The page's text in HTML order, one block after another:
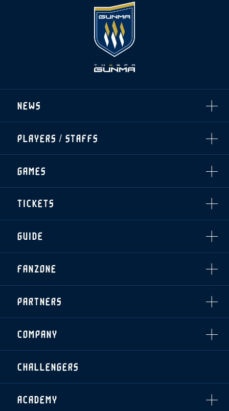
NEWS
TOPICS
CLUB
TOP TEAM
THESPARK
PLAYERS / STAFFS
トレーニング見学について
・注意事項
・練習場ごとの注意事項
GAMES
順位表
ホームイベント情報
TICKETS
・前売・当日チケット
・発売日
・優待チケット
シーズンシート
・法人シーズンシート
GUIDE
スタジアムアクセス
スタジアムルール
クラブプロパティ
ホームイベント情報
運営サポートスタッフ募集
FANZONE
ファンクラブ
グッズ
ザスパタイムズ
クラブアンバサダー
PARTNERS
アシストパートナー
ザスパ応援店紹介
ホームタウン活動
ふるさと納税
COMPANY
拠点一覧
フィロソフィー
クラブについて（エンブレム・ロゴ等）
CHALLENGERS
ACADEMY